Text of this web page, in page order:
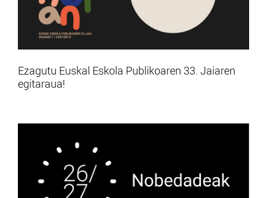
Ezagutu Euskal Eskola Publikoaren 33. Jaiaren
egitaraua!